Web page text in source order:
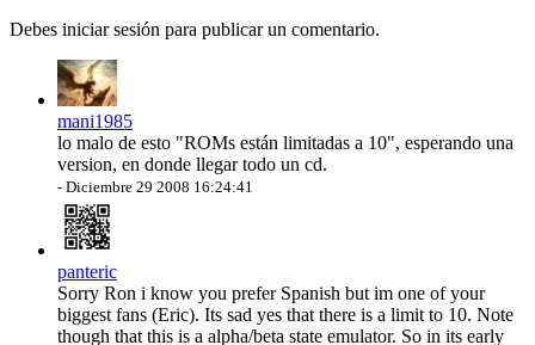
Debes iniciar sesión para publicar un comentario.
mani1985
lo malo de esto "ROMs están limitadas a 10", esperando una
version, en donde llegar todo un cd.
- Diciembre 29 2008 16:24:41
panteric
Sorry Ron i know you prefer Spanish but im one of your
biggest fans (Eric). Its sad yes that there is a limit to 10. Note
though that this is a alpha/beta state emulator. So in its early